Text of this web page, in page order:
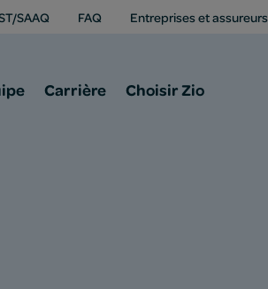
SAAQ FAQ Entreprises et assureurs
Carrière Choisir Zio